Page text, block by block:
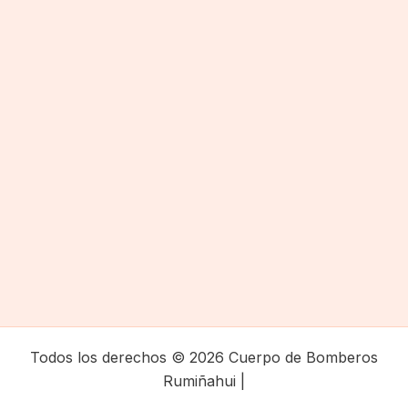
Todos los derechos © 2026 Cuerpo de Bomberos
Rumiñahui |